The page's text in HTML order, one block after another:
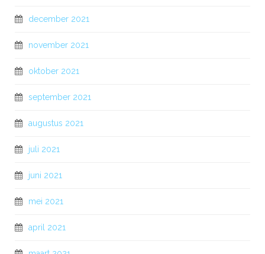
december 2021
november 2021
oktober 2021
september 2021
augustus 2021
juli 2021
juni 2021
mei 2021
april 2021